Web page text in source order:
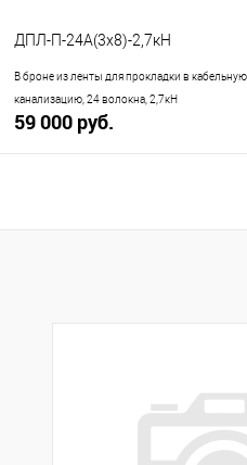
ДПЛ-П-24А(3х8)-2,7кН
В броне из ленты для прокладки в кабельную
канализацию, 24 волокна, 2,7кН
59 000 руб.